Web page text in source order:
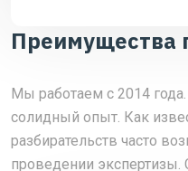
Преимущества
Мы работаем с 2014
солидный опыт. Как
разбирательств часто
проведении экспертизы.